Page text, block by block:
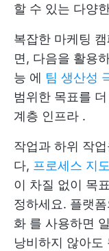
할 수 있는 다양
복잡한 마케팅
면, 다음을 활용
능 에 팀 생산성
범위한 목표를
계층 인프라 .
작업과 하위 작
다, 프로세스 지
이 차질 없이 목
정하세요. 플랫폼
화 를 사용하면
낭비하지 않아도